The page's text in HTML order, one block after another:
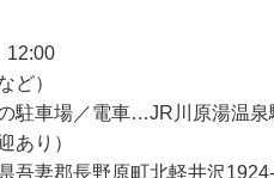
12:00
ど）
駐車場／電車…JR川原湯温泉
あり）
妻郡長野原町北軽井沢1924-